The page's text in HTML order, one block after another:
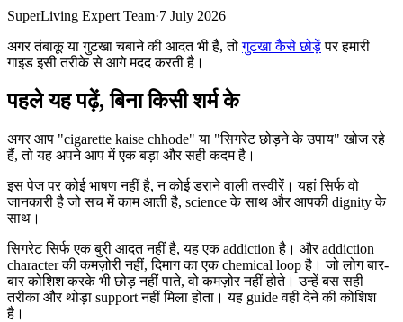
SuperLiving Expert Team·7 July 2026
अगर तंबाकू या गुटखा चबाने की आदत भी है, तोगुटखा कैसे छोड़ेंपर हमारी
गाइड इसी तरीके से आगे मदद करती है।
पहले यह पढ़ें, बिना किसी शर्म के
अगर आप "cigarette kaise chhode" या "सिगरेट छोड़ने के उपाय" खोज रहे
हैं, तो यह अपने आप में एक बड़ा और सही कदम है।
इस पेज पर कोई भाषण नहीं है, न कोई डराने वाली तस्वीरें। यहां सिर्फ वो
जानकारी है जो सच में काम आती है, science के साथ और आपकी dignity के
साथ।
सिगरेट सिर्फ एक बुरी आदत नहीं है, यह एक addiction है। और addiction
character की कमज़ोरी नहीं, दिमाग का एक chemical loop है। जो लोग बार-
बार कोशिश करके भी छोड़ नहीं पाते, वो कमज़ोर नहीं होते। उन्हें बस सही
तरीका और थोड़ा support नहीं मिला होता। यह guide वही देने की कोशिश
है।